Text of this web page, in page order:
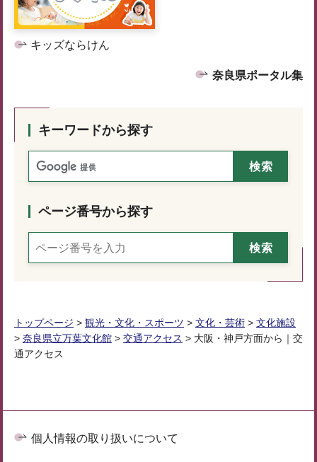
キッズならけん
奈良県ポータル集
キーワードから探す
ページ番号から探す
トップページ > 観光・文化・スポーツ > 文化・芸術 > 文化施設
> 奈良県立万葉文化館 > 交通アクセス > 大阪・神戸方面から｜交
通アクセス
個人情報の取り扱いについて